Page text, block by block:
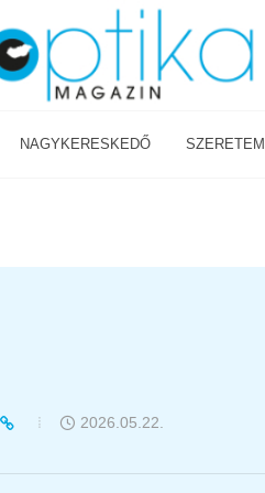
NAGYKERESKEDŐ
2026.05.22.